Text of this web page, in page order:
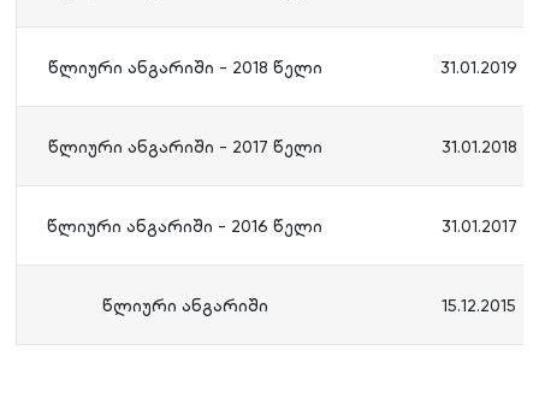
წლიური ანგარიში - 2018 წელი 31.01.2019
წლიური ანგარიში - 2017 წელი 31.01.2018
წლიური ანგარიში - 2016 წელი 31.01.2017
წლიური ანგარიში 15.12.2015